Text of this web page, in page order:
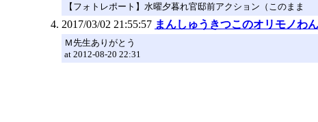
【フォトレポート】水曜夕暮れ官邸前アクション（このまま
2017/03/02 21:55:57 まんしゅうきつこのオリモノわ
Ｍ先生ありがとう
at 2012-08-20 22:31